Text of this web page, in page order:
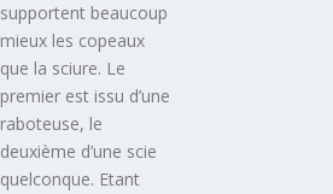
supportent beaucoup
mieux les copeaux
que la sciure. Le
premier est issu d’une
raboteuse, le
deuxième d’une scie
quelconque. Etant